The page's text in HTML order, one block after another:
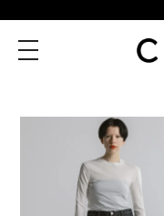
新規会
新規会員
ニュースレ
toggle
navigation